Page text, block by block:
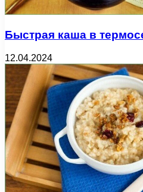
Быстрая каша в
12.04.2024